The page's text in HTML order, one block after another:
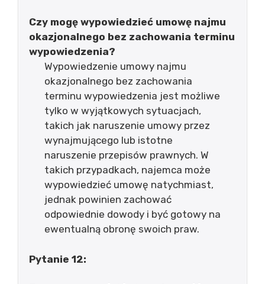
Czy mogę wypowiedzieć umowę najmu
okazjonalnego bez zachowania terminu
wypowiedzenia?
Wypowiedzenie umowy najmu
okazjonalnego bez zachowania
terminu wypowiedzenia jest możliwe
tylko w wyjątkowych sytuacjach,
takich jak naruszenie umowy przez
wynajmującego lub istotne
naruszenie przepisów prawnych. W
takich przypadkach, najemca może
wypowiedzieć umowę natychmiast,
jednak powinien zachować
odpowiednie dowody i być gotowy na
ewentualną obronę swoich praw.
Pytanie 12: